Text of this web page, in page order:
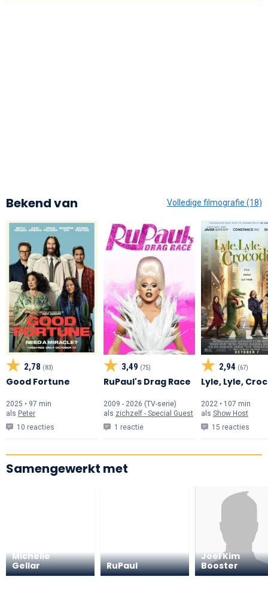
Bekend van Volledige filmografie (18)
2,78 (83)
Good Fortune
2025 • 97 min
als Peter
10 reacties
3,49 (75)
RuPaul's Drag Race
2009 - 2026 (TV-serie)
als zichzelf - Special Guest
1 reactie
2,94 (67)
Lyle, Lyle,
2022 • 107 min
als Show Host
15 reacties
Samengewerkt met
Michelle
Gellar
RuPaul
Joel Kim
Booster